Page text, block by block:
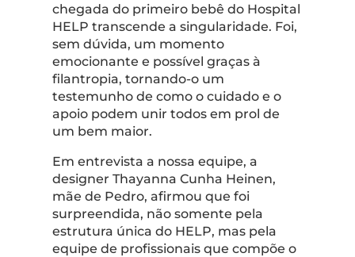
chegada do primeiro bebê do Hospital
HELP transcende a singularidade. Foi,
sem dúvida, um momento
emocionante e possível graças à
filantropia, tornando-o um
testemunho de como o cuidado e o
apoio podem unir todos em prol de
um bem maior.
Em entrevista a nossa equipe, a
designer Thayanna Cunha Heinen,
mãe de Pedro, afirmou que foi
surpreendida, não somente pela
estrutura única do HELP, mas pela
equipe de profissionais que compõe o